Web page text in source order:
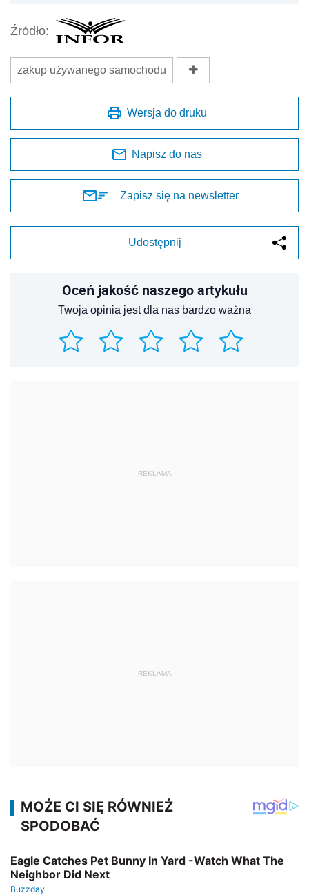
Źródło:
zakup używanego samochodu
Wersja do druku
Napisz do nas
Zapisz się na newsletter
Udostępnij
Oceń jakość naszego artykułu
Twoja opinia jest dla nas bardzo ważna
REKLAMA
REKLAMA